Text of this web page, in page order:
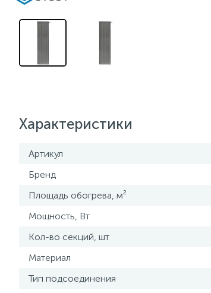
Характеристики
Артикул
Бренд
Площадь обогрева, м²
Мощность, Вт
Кол-во секций, шт
Материал
Тип подсоединения